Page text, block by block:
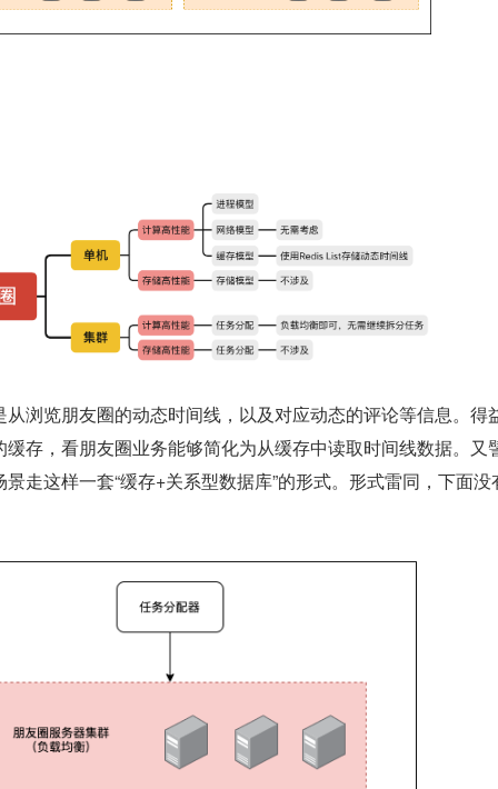
存，看朋友圈业务能够简化为从缓存中读取时间线数据。又
走这样一套“缓存+关系型数据库”的形式。形式雷同，下面没